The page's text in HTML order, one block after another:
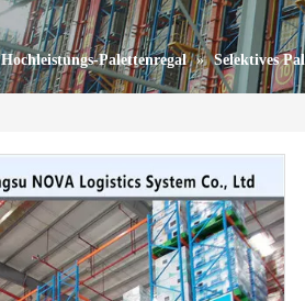
Hochleistungs-Palettenregal » Selektives